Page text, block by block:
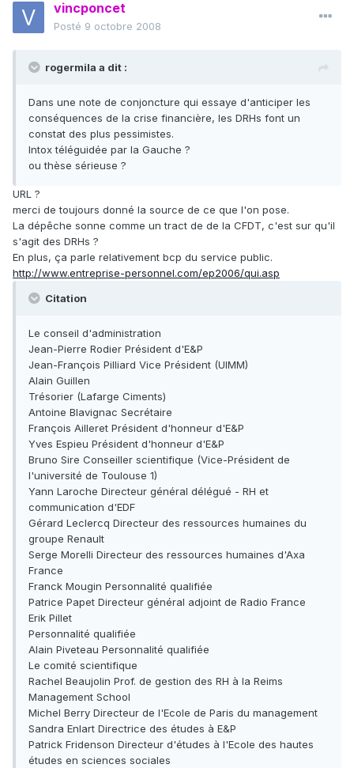
vincponcet
Posté 9 octobre 2008
rogermila a dit :
Dans une note de conjoncture qui essaye d'anticiper les
conséquences de la crise financière, les DRHs font un
constat des plus pessimistes.
Intox téléguidée par la Gauche ?
ou thèse sérieuse ?
URL ?
merci de toujours donné la source de ce que l'on pose.
La dépêche sonne comme un tract de de la CFDT, c'est sur qu'il
s'agit des DRHs ?
En plus, ça parle relativement bcp du service public.
http://www.entreprise-personnel.com/ep2006/qui.asp
Citation
Le conseil d'administration
Jean-Pierre Rodier Président d'E&P
Jean-François Pilliard Vice Président (UIMM)
Alain Guillen
Trésorier (Lafarge Ciments)
Antoine Blavignac Secrétaire
François Ailleret Président d'honneur d'E&P
Yves Espieu Président d'honneur d'E&P
Bruno Sire Conseiller scientifique (Vice-Président de
l'université de Toulouse 1)
Yann Laroche Directeur général délégué - RH et
communication d'EDF
Gérard Leclercq Directeur des ressources humaines du
groupe Renault
Serge Morelli Directeur des ressources humaines d'Axa
France
Franck Mougin Personnalité qualifiée
Patrice Papet Directeur général adjoint de Radio France
Erik Pillet
Personnalité qualifiée
Alain Piveteau Personnalité qualifiée
Le comité scientifique
Rachel Beaujolin Prof. de gestion des RH à la Reims
Management School
Michel Berry Directeur de l'Ecole de Paris du management
Sandra Enlart Directrice des études à E&P
Patrick Fridenson Directeur d'études à l'Ecole des hautes
études en sciences sociales